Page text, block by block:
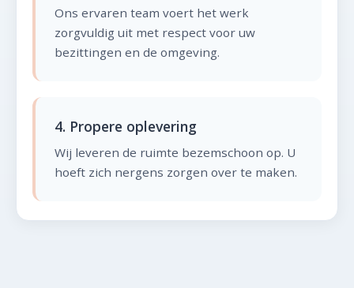
Ons ervaren team voert het werk
zorgvuldig uit met respect voor uw
bezittingen en de omgeving.
4. Propere oplevering
Wij leveren de ruimte bezemschoon op. U
hoeft zich nergens zorgen over te maken.